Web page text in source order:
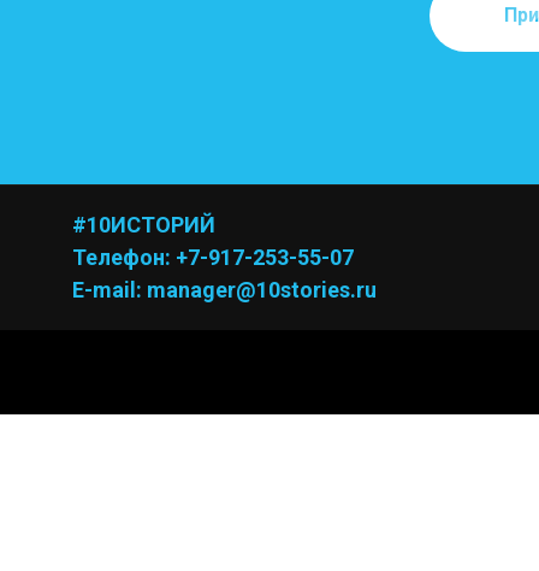
#10ИСТОРИЙ
Телефон: +7-917-253-55-07
E-mail: manager@10stories.ru